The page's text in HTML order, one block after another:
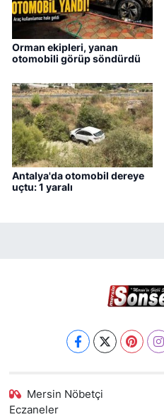
Orman ekipleri, yanan
otomobili görüp söndürdü
Antalya'da otomobil dereye
uçtu: 1 yaralı
Mersin Nöbetçi
Eczaneler